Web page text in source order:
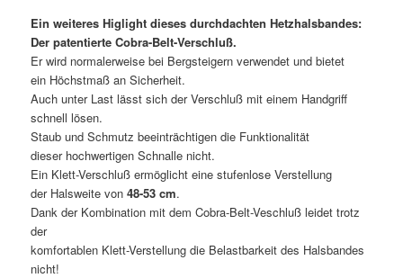
Ein weiteres Higlight dieses durchdachten Hetzhalsbandes:
Der patentierte Cobra-Belt-Verschluß.
Er wird normalerweise bei Bergsteigern verwendet und bietet
ein Höchstmaß an Sicherheit.
Auch unter Last lässt sich der Verschluß mit einem Handgriff
schnell lösen.
Staub und Schmutz beeinträchtigen die Funktionalität
dieser hochwertigen Schnalle nicht.
Ein Klett-Verschluß ermöglicht eine stufenlose Verstellung
der Halsweite von48-53 cm.
Dank der Kombination mit dem Cobra-Belt-Veschluß leidet trotz
der
komfortablen Klett-Verstellung die Belastbarkeit des Halsbandes
nicht!